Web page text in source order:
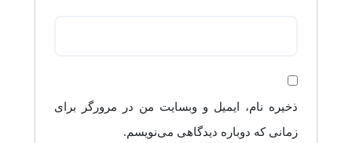
ذخیره نام، ایمیل و وبسایت من در مرورگر برای
زمانی که دوباره دیدگاهی می‌نویسم.